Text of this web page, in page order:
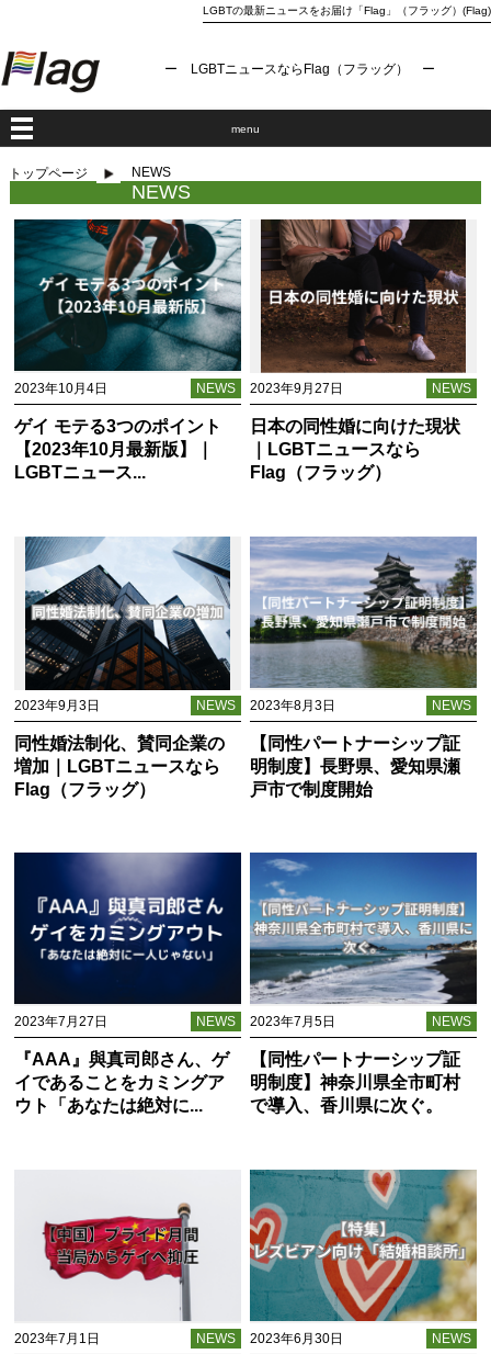
LGBTの最新ニュースをお届け「Flag」（フラッグ）(Flag)
ー LGBTニュースならFlag（フラッグ） ー
menu
トップページ NEWS
NEWS
2023年10月4日 NEWS
ゲイ モテる3つのポイント
【2023年10月最新版】｜
LGBTニュース...
2023年9月27日 NEWS
日本の同性婚に向けた現状
｜LGBTニュースなら
Flag（フラッグ）
2023年9月3日 NEWS
同性婚法制化、賛同企業の
増加｜LGBTニュースなら
Flag（フラッグ）
2023年8月3日 NEWS
【同性パートナーシップ証
明制度】長野県、愛知県瀬
戸市で制度開始
2023年7月27日 NEWS
『AAA』與真司郎さん、ゲ
イであることをカミングア
ウト「あなたは絶対に...
2023年7月5日 NEWS
【同性パートナーシップ証
明制度】神奈川県全市町村
で導入、香川県に次ぐ。
2023年7月1日 NEWS 2023年6月30日 NEWS